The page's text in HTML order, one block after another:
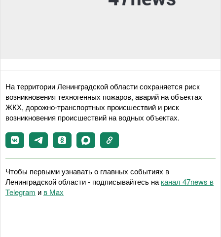
На территории Ленинградской области сохраняется риск
возникновения техногенных пожаров, аварий на объектах
ЖКХ, дорожно-транспортных происшествий и риск
возникновения происшествий на водных объектах.
Чтобы первыми узнавать о главных событиях в
Ленинградской области - подписывайтесь на канал 47news в
Telegram и в Maх